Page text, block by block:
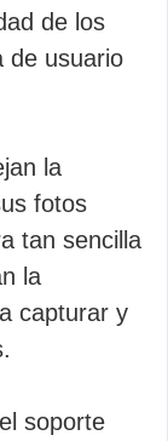
de los
de usuario
la
fotos
tan sencilla
la
capturar y
soporte